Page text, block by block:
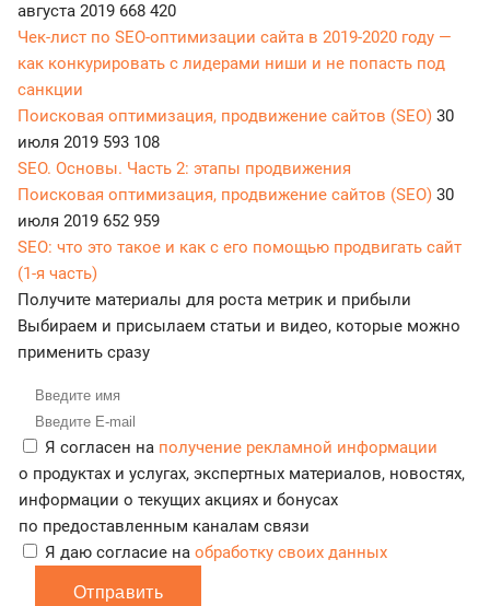
августа 2019 668 420
Чек-лист по SEO-оптимизации сайта в 2019-2020 году —
как конкурировать с лидерами ниши и не попасть под
санкции
Поисковая оптимизация, продвижение сайтов (SEO) 30
июля 2019 593 108
SEO. Основы. Часть 2: этапы продвижения
Поисковая оптимизация, продвижение сайтов (SEO) 30
июля 2019 652 959
SEO: что это такое и как с его помощью продвигать сайт
(1-я часть)
Получите материалы для роста метрик и прибыли
Выбираем и присылаем статьи и видео, которые можно
применить сразу
Я согласен на получение рекламной информации
о продуктах и услугах, экспертных материалов, новостях,
информации о текущих акциях и бонусах
по предоставленным каналам связи
Я даю согласие на обработку своих данных
Отправить